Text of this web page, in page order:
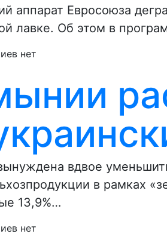
аппарат Евросоюза
лавке. Об этом в
нет
вдвое
в рамках
13,9%…
нет